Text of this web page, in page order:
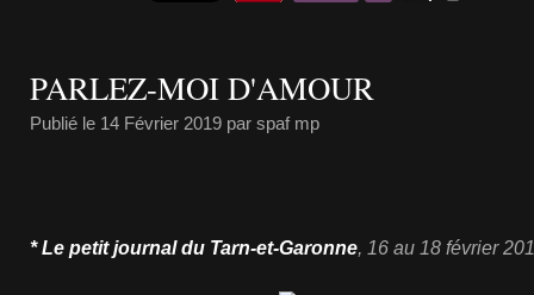
PARLEZ-MOI D'AMOUR
Publié le 14 Février 2019 par spaf mp
* Le petit journal du Tarn-et-Garonne, 16 au 18 février